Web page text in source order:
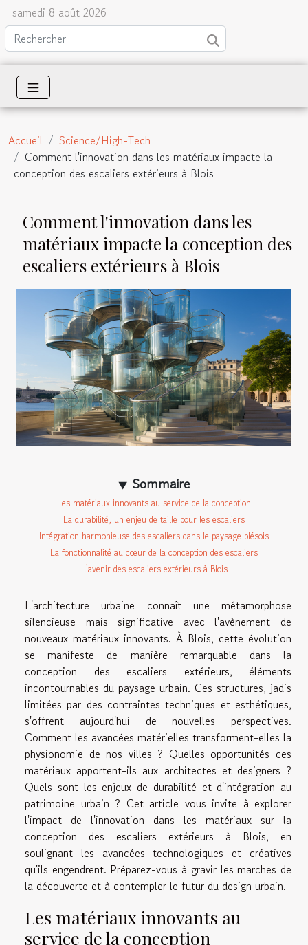
samedi 8 août 2026
Accueil
Science/High-Tech
Comment l'innovation dans les matériaux impacte la
conception des escaliers extérieurs à Blois
Comment l'innovation dans les
matériaux impacte la conception des
escaliers extérieurs à Blois
Sommaire
Les matériaux innovants au service de la conception
La durabilité, un enjeu de taille pour les escaliers
Intégration harmonieuse des escaliers dans le paysage blésois
La fonctionnalité au cœur de la conception des escaliers
L'avenir des escaliers extérieurs à Blois
L'architecture urbaine connaît une métamorphose
silencieuse mais significative avec l'avènement de
nouveaux matériaux innovants. À Blois, cette évolution
se manifeste de manière remarquable dans la
conception des escaliers extérieurs, éléments
incontournables du paysage urbain. Ces structures, jadis
limitées par des contraintes techniques et esthétiques,
s'offrent aujourd'hui de nouvelles perspectives.
Comment les avancées matérielles transforment-elles la
physionomie de nos villes ? Quelles opportunités ces
matériaux apportent-ils aux architectes et designers ?
Quels sont les enjeux de durabilité et d'intégration au
patrimoine urbain ? Cet article vous invite à explorer
l'impact de l'innovation dans les matériaux sur la
conception des escaliers extérieurs à Blois, en
soulignant les avancées technologiques et créatives
qu'ils engendrent. Préparez-vous à gravir les marches de
la découverte et à contempler le futur du design urbain.
Les matériaux innovants au
service de la conception